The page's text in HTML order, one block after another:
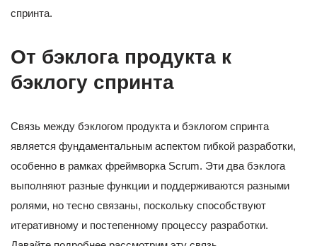
спринта.
От бэклога продукта к
бэклогу спринта
Связь между бэклогом продукта и бэклогом спринта
является фундаментальным аспектом гибкой разработки,
особенно в рамках фреймворка Scrum. Эти два бэклога
выполняют разные функции и поддерживаются разными
ролями, но тесно связаны, поскольку способствуют
итеративному и постепенному процессу разработки.